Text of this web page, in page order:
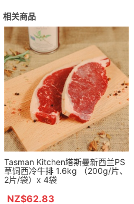
相关商品
Tasman Kitchen塔斯曼新西兰PS
草饲西冷牛排 1.6kg （200g/片、
2片/袋）x 4袋
NZ$62.83